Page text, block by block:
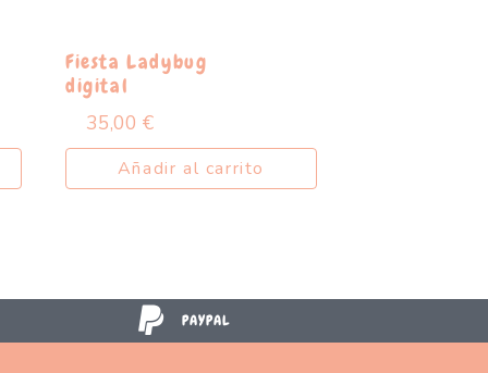
Fiesta Ladybug
digital
35,00 €
Añadir al carrito
PAYPAL